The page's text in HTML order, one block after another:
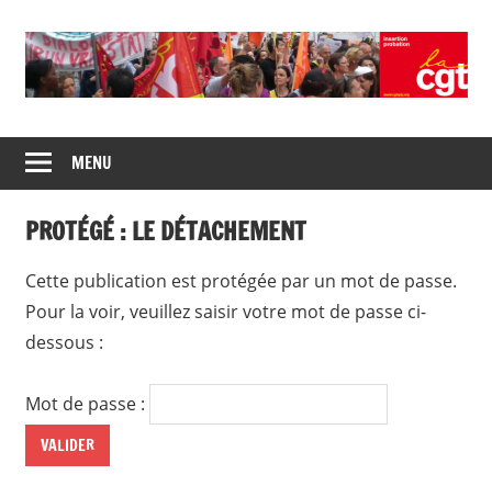
CGT
insertion
probation
de
syndicats
CGT
insertion
MENU
PROTÉGÉ : LE DÉTACHEMENT
Cette publication est protégée par un mot de passe.
Pour la voir, veuillez saisir votre mot de passe ci-
dessous :
Mot de passe :